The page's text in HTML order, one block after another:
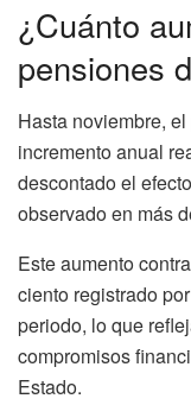
¿Cuánto
pensiones
Hasta noviembre,
incremento anual
descontado el
observado en más
Este aumento
ciento registrado
periodo, lo que
compromisos
Estado.